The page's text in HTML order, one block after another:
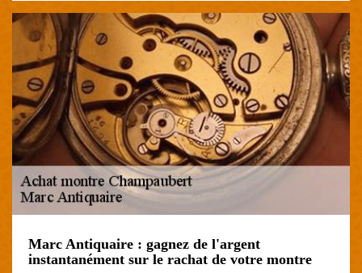
Marc Antiquaire : gagnez de l'argent
instantanément sur le rachat de votre montre